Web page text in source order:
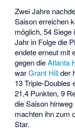
Zwei Jahre
Saison erreichen
möglich, 54
Jahr in Folge die
endete erneut mit
gegen dieAtlanta
warGrant Hillder
13 Triple-Doubles
21,4 Punkten, 9
die Saison
machten ihn zum
Star.